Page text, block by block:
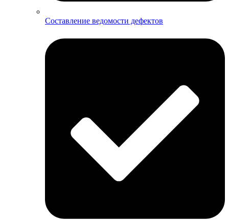
Составление ведомости дефектов